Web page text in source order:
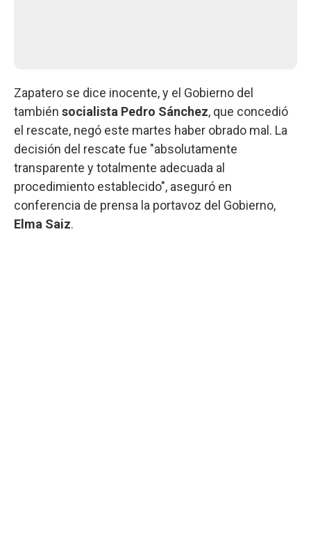
Zapatero se dice inocente, y el Gobierno del
también socialista Pedro Sánchez, que concedió
el rescate, negó este martes haber obrado mal. La
decisión del rescate fue "absolutamente
transparente y totalmente adecuada al
procedimiento establecido", aseguró en
conferencia de prensa la portavoz del Gobierno,
Elma Saiz.